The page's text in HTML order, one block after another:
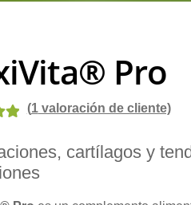
Pro
(1valoración de cliente)
cartílagos y